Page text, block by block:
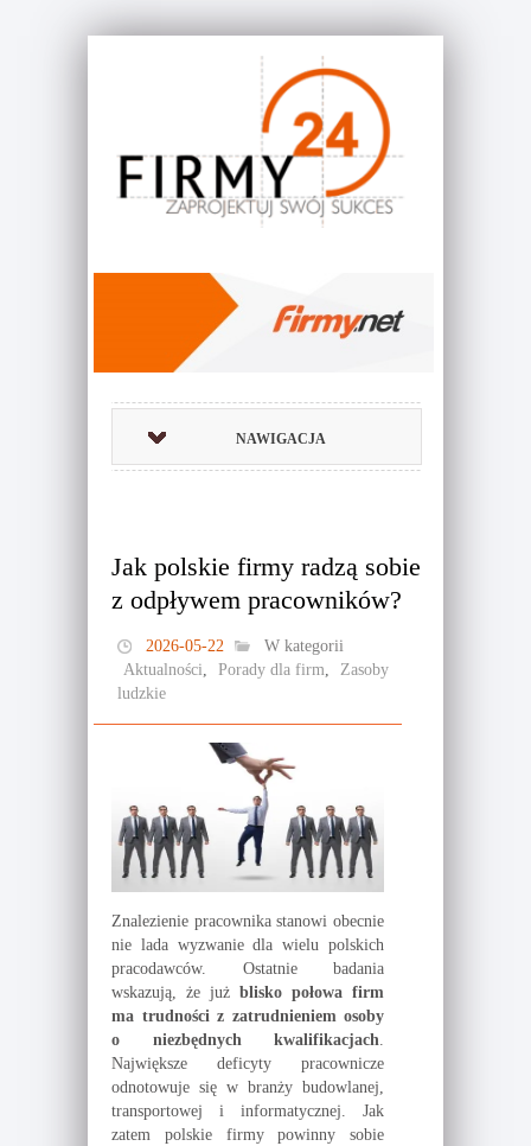
NAWIGACJA
Jak polskie firmy radzą sobie
z odpływem pracowników?
2026-05-22
W kategorii
Aktualności, Porady dla firm,
Zasoby
ludzkie
Znalezienie pracownika stanowi obecnie
nie lada wyzwanie dla wielu polskich
pracodawców. Ostatnie badania
wskazują, że już blisko połowa firm
ma trudności z zatrudnieniem osoby
o niezbędnych kwalifikacjach.
Największe deficyty pracownicze
odnotowuje się w branży budowlanej,
transportowej i informatycznej. Jak
zatem polskie firmy powinny sobie